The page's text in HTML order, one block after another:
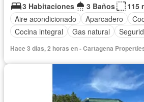
3 Habitaciones
3 Baños
115
Aire acondicionado
Aparcadero
Cocina integral
Gas natural
Hace 3 días, 2 horas en - Cartagena